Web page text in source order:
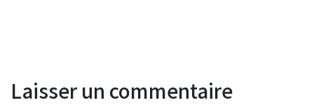
Laisser un commentaire